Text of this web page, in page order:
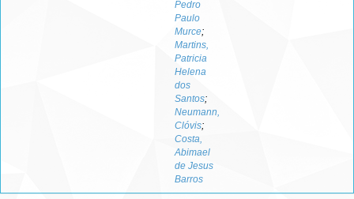
Pedro
Paulo
Murce;
Martins,
Patricia
Helena
dos
Santos;
Neumann,
Clóvis;
Costa,
Abimael
de Jesus
Barros